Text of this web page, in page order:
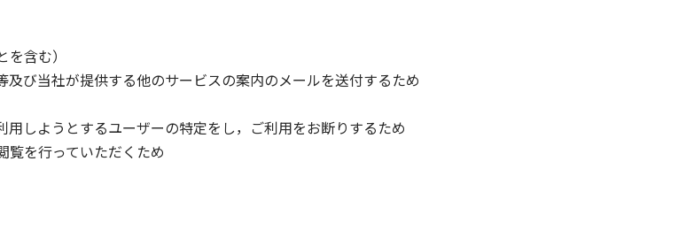
含む）
び当社が提供する他のサービスの案内のメールを送付するため
しようとするユーザーの特定をし，ご利用をお断りするため
覧を行っていただくため